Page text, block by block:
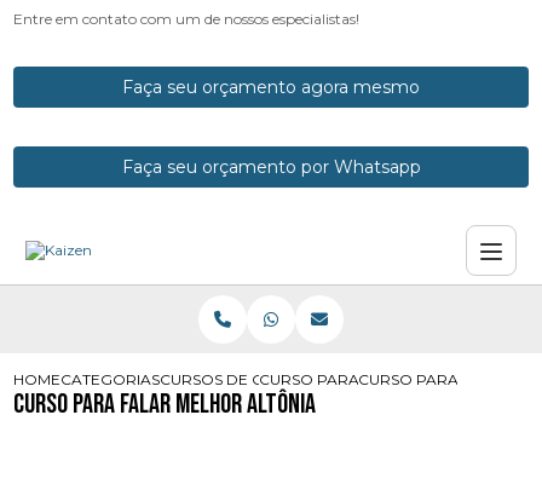
Entre em contato com um de nossos especialistas!
Faça seu orçamento agora mesmo
Faça seu orçamento por Whatsapp
HOMECATEGORIASCURSOS DE ORATORIACURSO PARA PERDER O MEDO DE
CURSO PARA FALAR
Curso para Falar Melhor Altônia